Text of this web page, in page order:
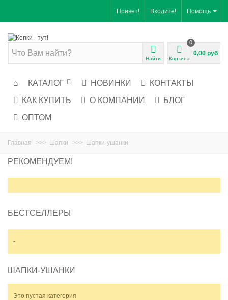
Помощь
Привет! Входите!
Найти Корзина
0
0,00 руб
КАТАЛОГ НОВИНКИ
КОНТАКТЫ
КАК КУПИТЬ
О КОМПАНИИ
БЛОГ
ОПТОМ
Главная >>> Шапки >>> Шапки-ушанки
РЕКОМЕНДУЕМ!
БЕСТСЕЛЛЕРЫ
-
ШАПКИ-УШАНКИ
Это пустая категория